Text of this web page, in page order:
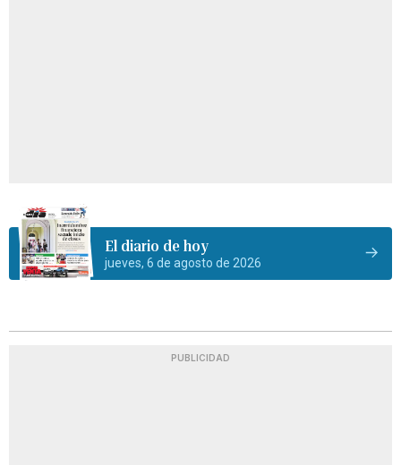
El diario de hoy
jueves, 6 de agosto de 2026
PUBLICIDAD